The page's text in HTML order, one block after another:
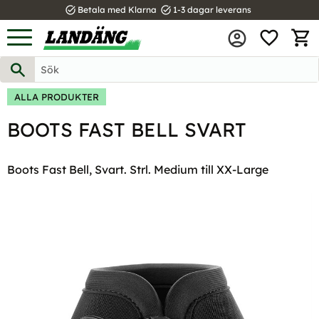
Meny
task_alt Betala med Klarna task_alt 1-3 dagar leverans
ALLA PRODUKTER
BOOTS FAST BELL SVART
Boots Fast Bell, Svart. Strl. Medium till XX-Large